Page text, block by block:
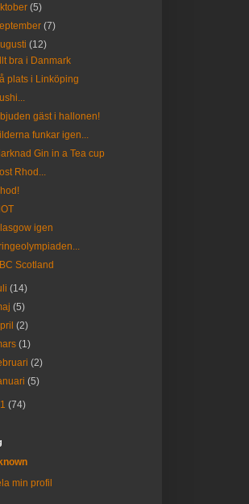
(5)
(7)
(12)
bra i Danmark
plats i Linköping
gäst i hallonen!
funkar igen...
Gin in a Tea cup
Rhod...
igen
Scotland
(14)
(5)
(2)
(1)
(2)
(5)
(74)
min profil